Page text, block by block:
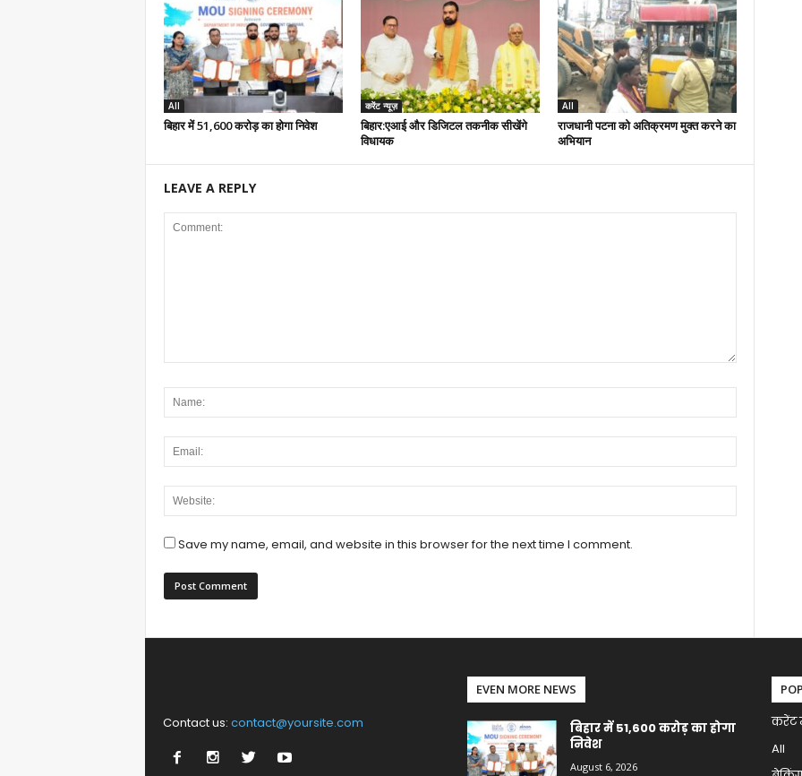
All
बिहार में 51,600 करोड़ का होगा निवेश
करेंट न्यूज़
बिहार:एआई और डिजिटल तकनीक सीखेंगे
विधायक
All
राजधानी पटना को अतिक्रमण मुक्त करने का
अभियान
LEAVE A REPLY
Save my name, email, and website in this browser for the next time I comment.
Contact us: contact@yoursite.com
EVEN MORE NEWS
बिहार में 51,600 करोड़ का होगा
निवेश
August 6, 2026
करेंट
All